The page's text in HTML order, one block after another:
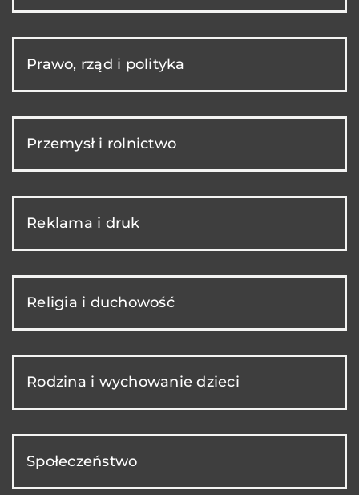
Prawo, rząd i polityka
Przemysł i rolnictwo
Reklama i druk
Religia i duchowość
Rodzina i wychowanie dzieci
Społeczeństwo